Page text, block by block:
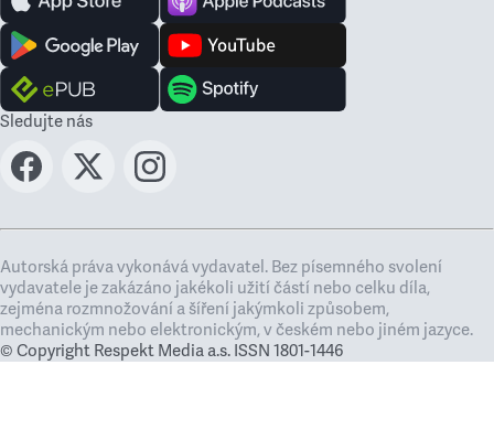
Sledujte nás
Autorská práva vykonává vydavatel. Bez písemného svolení
vydavatele je zakázáno jakékoli užití částí nebo celku díla,
zejména rozmnožování a šíření jakýmkoli způsobem,
mechanickým nebo elektronickým, v českém nebo jiném jazyce.
© Copyright Respekt Media a.s. ISSN 1801-1446